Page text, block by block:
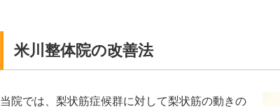
米川整体院の改善法
当院では、梨状筋症候群に対して梨状筋の動きの